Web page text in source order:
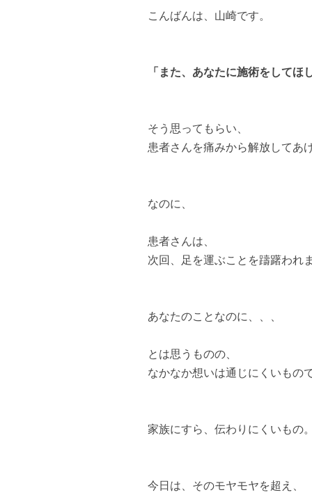
こんばんは、山崎です。
「また、あなたに施術をしてほ
そう思ってもらい、
患者さんを痛みから解放してあ
なのに、
患者さんは、
次回、足を運ぶことを躊躇われま
あなたのことなのに、、、
とは思うものの、
なかなか想いは通じにくいもので
家族にすら、伝わりにくいもの。
今日は、そのモヤモヤを超え、